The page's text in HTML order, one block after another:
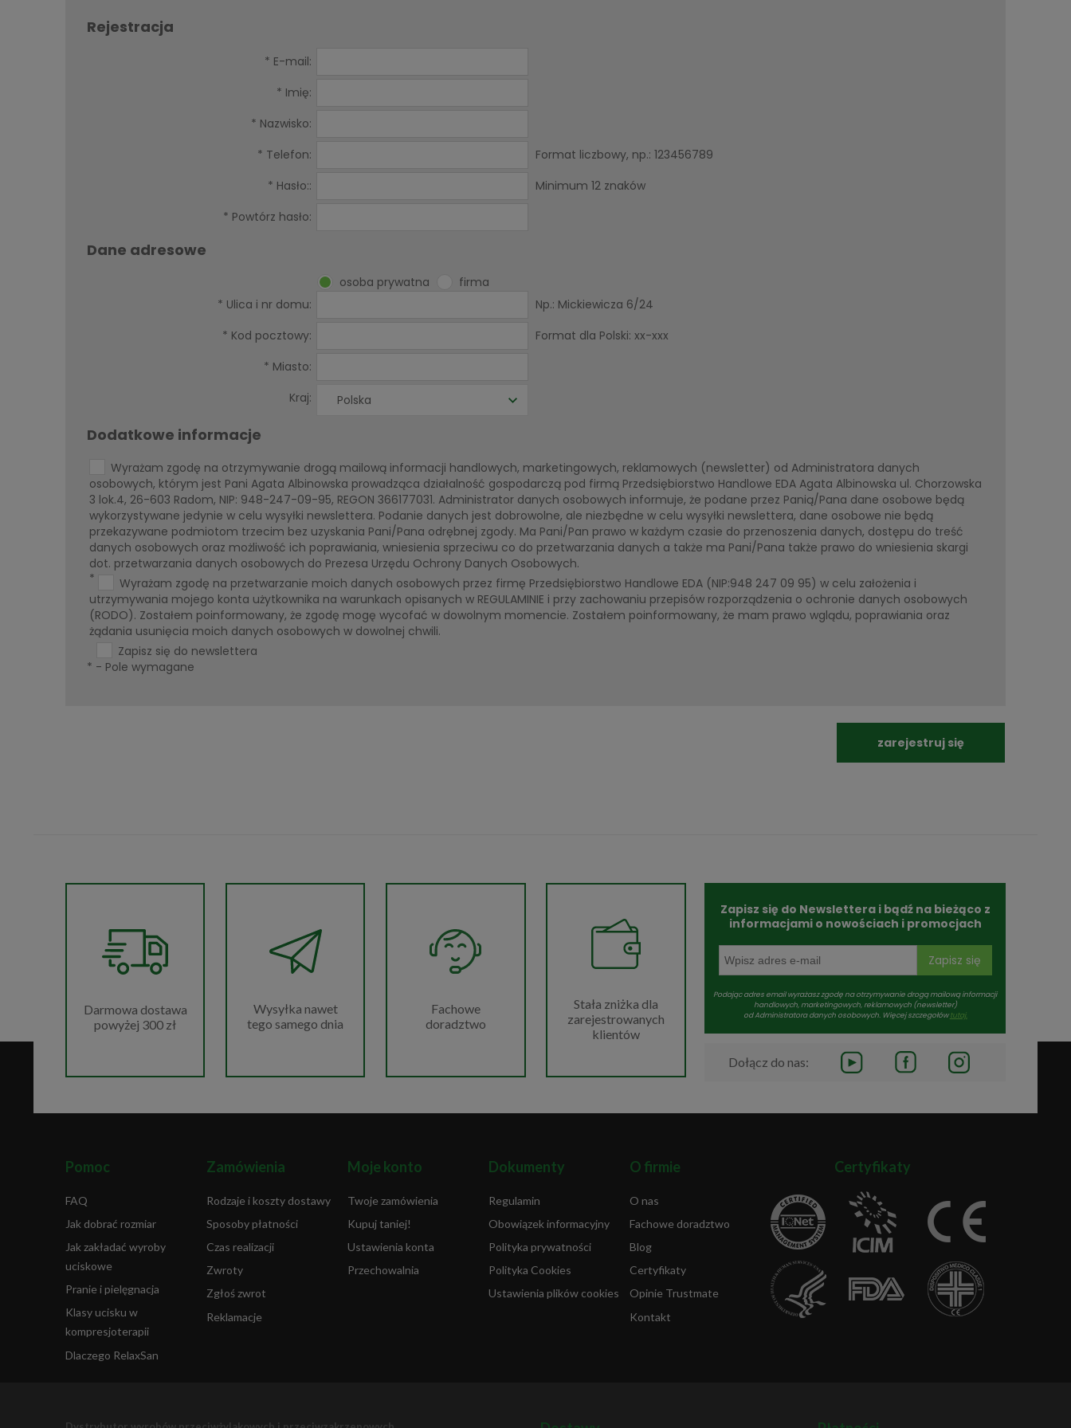
Rejestracja
* E-mail:
* Imię:
* Nazwisko:
* Telefon:
Format liczbowy, np.: 123456789
* Hasło::
Minimum 12 znaków
* Powtórz hasło:
Dane adresowe
osoba prywatna
firma
* Ulica i nr domu:
Np.: Mickiewicza 6/24
* Kod pocztowy:
Format dla Polski: xx-xxx
* Miasto:
Kraj:
Dodatkowe informacje
Wyrażam zgodę na otrzymywanie drogą mailową informacji handlowych, marketingowych, reklamowych (newsletter) od Administratora danych
osobowych, którym jest Pani Agata Albinowska prowadząca działalność gospodarczą pod firmą Przedsiębiorstwo Handlowe EDA Agata Albinowska ul. Chorzowska
3 lok.4, 26-603 Radom, NIP: 948-247-09-95, REGON 366177031. Administrator danych osobowych informuje, że podane przez Panią/Pana dane osobowe będą
wykorzystywane jedynie w celu wysyłki newslettera. Podanie danych jest dobrowolne, ale niezbędne w celu wysyłki newslettera, dane osobowe nie będą
przekazywane podmiotom trzecim bez uzyskania Pani/Pana odrębnej zgody. Ma Pani/Pan prawo w każdym czasie do przenoszenia danych, dostępu do treść
danych osobowych oraz możliwość ich poprawiania, wniesienia sprzeciwu co do przetwarzania danych a także ma Pani/Pana także prawo do wniesienia skargi
dot. przetwarzania danych osobowych do Prezesa Urzędu Ochrony Danych Osobowych.
*
Wyrażam zgodę na przetwarzanie moich danych osobowych przez firmę Przedsiębiorstwo Handlowe EDA (NIP:948 247 09 95) w celu założenia i
utrzymywania mojego konta użytkownika na warunkach opisanych w REGULAMINIE i przy zachowaniu przepisów rozporządzenia o ochronie danych osobowych
(RODO). Zostałem poinformowany, że zgodę mogę wycofać w dowolnym momencie. Zostałem poinformowany, że mam prawo wglądu, poprawiania oraz
żądania usunięcia moich danych osobowych w dowolnej chwili.
Zapisz się do newslettera
* - Pole wymagane
zarejestruj się
Darmowa dostawa
powyżej 300 zł
Wysyłka nawet
tego samego dnia
Fachowe
doradztwo
Stała zniżka dla
zarejestrowanych
klientów
Zapisz się do Newslettera i bądź na bieżąco z
informacjami o nowościach i promocjach
Zapisz się
Podając adres email wyrażasz zgodę na otrzymywanie drogą mailową informacji
handlowych, marketingowych, reklamowych (newsletter)
od Administratora danych osobowych. Więcej szczegołówtutaj.
Dołącz do nas:
Pomoc
FAQ
Jak dobrać rozmiar
Jak zakładać wyroby
uciskowe
Pranie i pielęgnacja
Klasy ucisku w
kompresjoterapii
Dlaczego RelaxSan
Zamówienia
Rodzaje i koszty dostawy
Sposoby płatności
Czas realizacji
Zwroty
Zgłoś zwrot
Reklamacje
Moje konto
Twoje zamówienia
Kupuj taniej!
Ustawienia konta
Przechowalnia
Dokumenty
Regulamin
Obowiązek informacyjny
Polityka prywatności
Polityka Cookies
Ustawienia plików cookies
O firmie
O nas
Fachowe doradztwo
Blog
Certyfikaty
Opinie Trustmate
Kontakt
Certyfikaty